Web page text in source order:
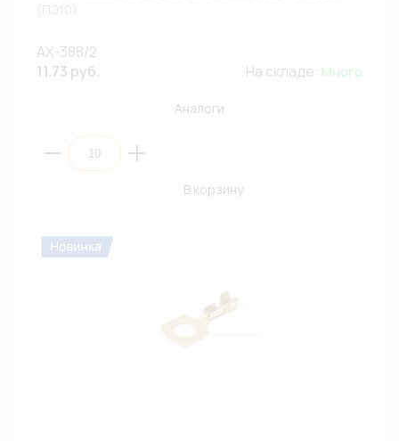
AX-388/2
11.73 руб.
На складе: Много
Аналоги
В корзину